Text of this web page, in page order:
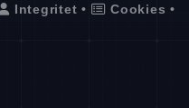
Integritet • Cookies •